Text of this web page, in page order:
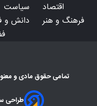
اقتصاد سیاست
فرهنگ و هنر
دانش و
تمامی حقوق مادی و
طراحی